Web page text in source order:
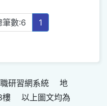
筆數:6 1
職研習網系統 地
樓 以上圖文均為